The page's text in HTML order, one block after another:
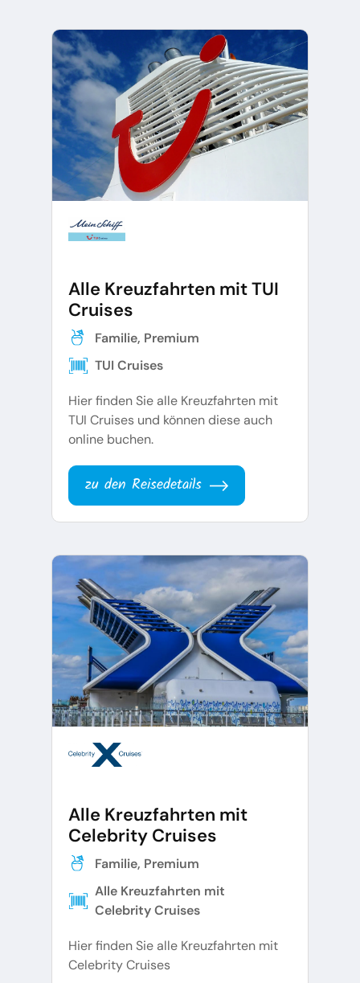
Alle Kreuzfahrten mit TUI
Cruises
Familie, Premium
TUI Cruises
Hier finden Sie alle Kreuzfahrten mit
TUI Cruises und können diese auch
online buchen.
zu den Reisedetails
Alle Kreuzfahrten mit
Celebrity Cruises
Familie, Premium
Alle Kreuzfahrten mit
Celebrity Cruises
Hier finden Sie alle Kreuzfahrten mit
Celebrity Cruises